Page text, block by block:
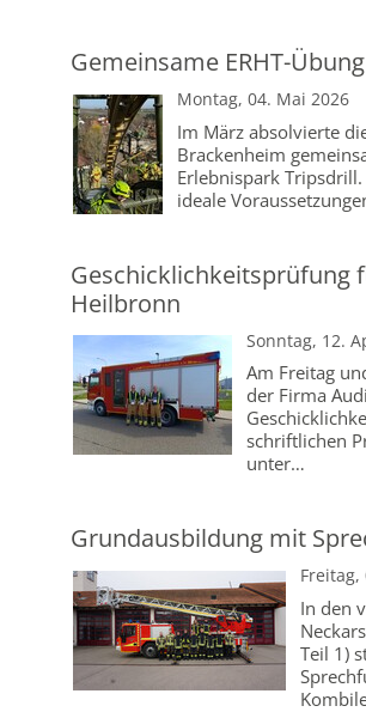
Gemeinsame ERHT-
Montag, 04. Mai 2026
Im März absolvierte
Brackenheim
Erlebnispark
ideale
Geschicklichkeitsprüfung
Heilbronn
Sonntag, 12.
Am Freitag
der Firma
schriftlichen
unter…
Grundausbildung mit
Freitag,
In den
Teil 1)